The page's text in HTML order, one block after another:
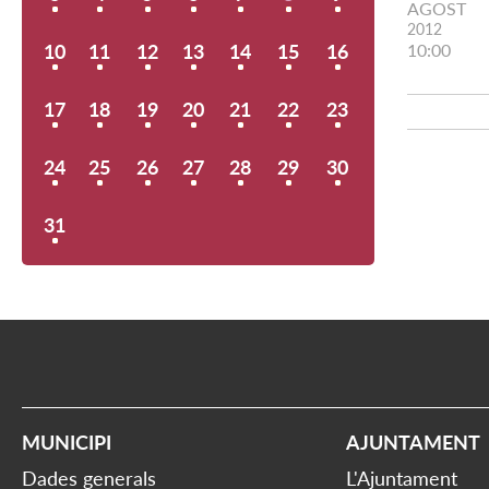
10 11 12 13 14 15 16
17 18 19 20 21 22 23
24 25 26 27 28 29 30
31
AGOST
2012
10:00
MUNICIPI
Dades generals
AJUNTAMENT
L'Ajuntament